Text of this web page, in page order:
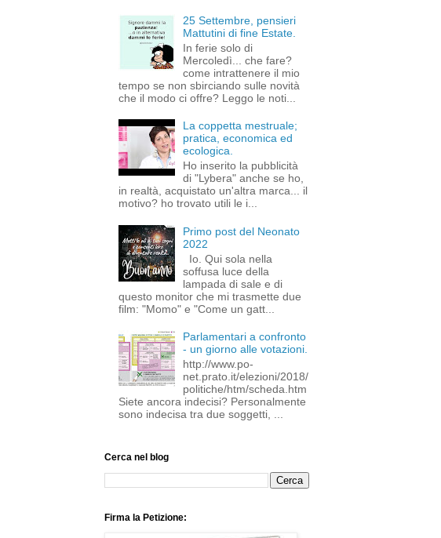
25 Settembre, pensieri
Mattutini di fine Estate.
In ferie solo di
Mercoledì... che fare?
come intrattenere il mio
tempo se non sbirciando sulle novità
che il modo ci offre? Leggo le noti...
La coppetta mestruale;
pratica, economica ed
ecologica.
Ho inserito la pubblicità
di "Lybera" anche se ho,
in realtà, acquistato un'altra marca... il
motivo? ho trovato utili le i...
Primo post del Neonato
2022
Io. Qui sola nella
soffusa luce della
lampada di sale e di
questo monitor che mi trasmette due
film: "Momo" e "Come un gatt...
Parlamentari a confronto
- un giorno alle votazioni.
http://www.po-
net.prato.it/elezioni/2018/
politiche/htm/scheda.htm
Siete ancora indecisi? Personalmente
sono indecisa tra due soggetti, ...
Cerca nel blog
Firma la Petizione: